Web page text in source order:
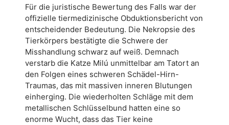
Für die juristische Bewertung des Falls war der
offizielle tiermedizinische Obduktionsbericht von
entscheidender Bedeutung. Die Nekropsie des
Tierkörpers bestätigte die Schwere der
Misshandlung schwarz auf weiß. Demnach
verstarb die Katze Milú unmittelbar am Tatort an
den Folgen eines schweren Schädel-Hirn-
Traumas, das mit massiven inneren Blutungen
einherging. Die wiederholten Schläge mit dem
metallischen Schlüsselbund hatten eine so
enorme Wucht, dass das Tier keine